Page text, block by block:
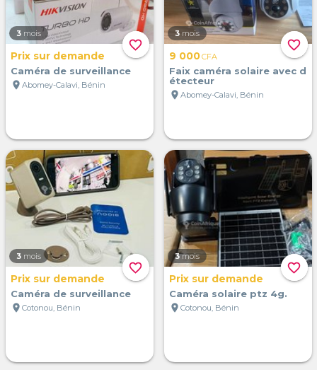
favorite_border
3 mois
Prix sur demande
Caméra de surveillance
location_on Abomey-Calavi, Bénin
favorite_border
3 mois
9 000CFA
Faix caméra solaire avec d
étecteur
location_on Abomey-Calavi, Bénin
favorite_border
3 mois
Prix sur demande
Caméra de surveillance
location_on Cotonou, Bénin
favorite_border
3 mois
Prix sur demande
Caméra solaire ptz 4g.
location_on Cotonou, Bénin